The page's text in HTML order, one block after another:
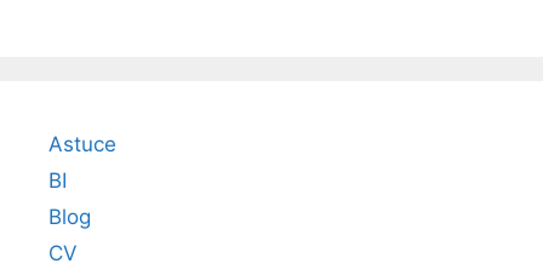
Astuce
BI
Blog
CV